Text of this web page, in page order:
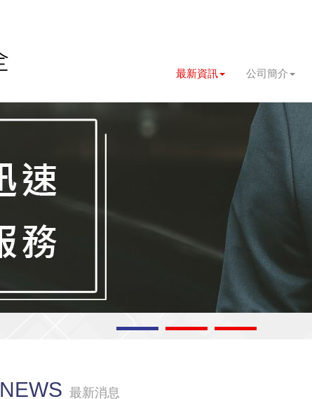
最新資訊 公司簡介
NEWS 最新消息